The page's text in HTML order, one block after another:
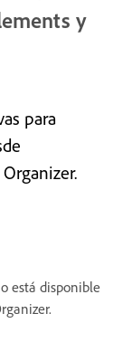
y
para
está disponible